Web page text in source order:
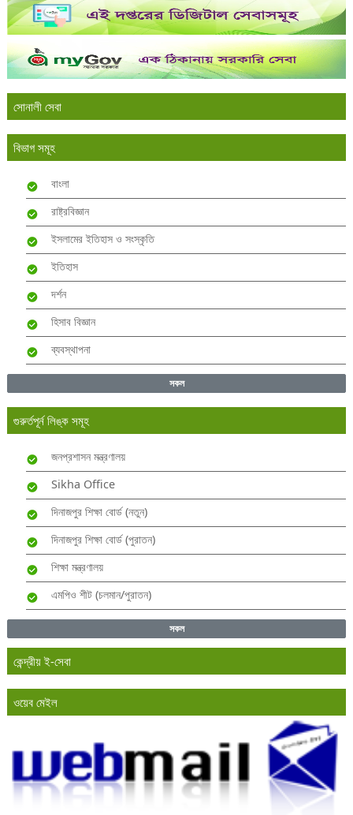
সোনালী সেবা
বিভাগ সমূহ
বাংলা
রাষ্ট্রবিজ্ঞান
ইসলামের ইতিহাস ও সংস্কৃতি
ইতিহাস
দর্শন
হিসাব বিজ্ঞান
ব্যবস্থাপনা
সকল
গুরুর্তপূর্ন লিঙ্ক সমূহ
জনপ্রশাসন মন্ত্রণালয়
Sikha Office
দিনাজপুর শিক্ষা বোর্ড (নতুন)
দিনাজপুর শিক্ষা বোর্ড (পুরাতন)
শিক্ষা মন্ত্রণালয়
এমপিও শীট (চলমান/পুরাতন)
সকল
কেন্দ্রীয় ই-সেবা
ওয়েব মেইল